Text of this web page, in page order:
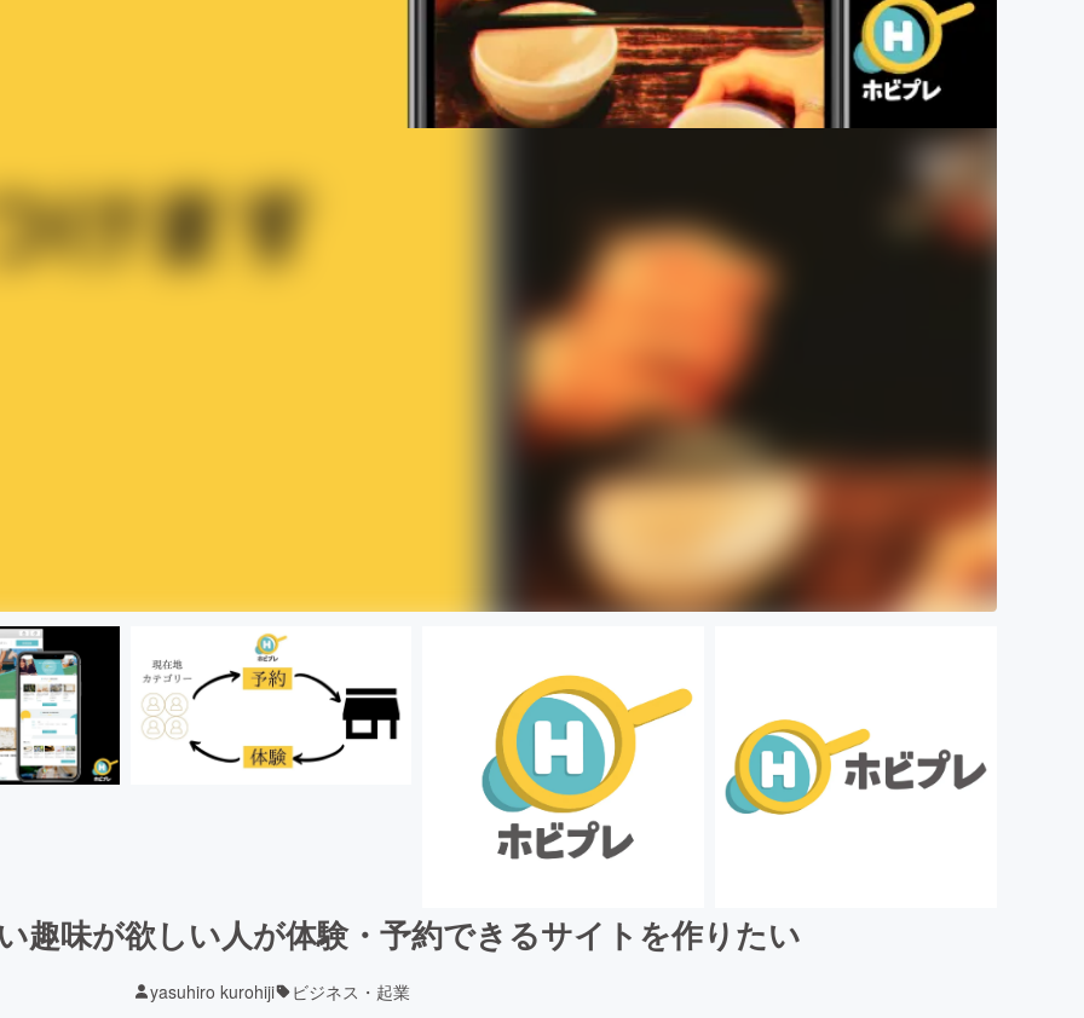
趣味が欲しい人が体験・予約できるサイトを作りたい
yasuhiro kurohiji ビジネス・起業